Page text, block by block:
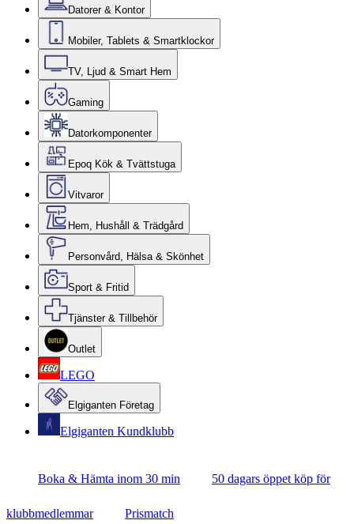
Datorer & Kontor
Mobiler, Tablets & Smartklockor
TV, Ljud & Smart Hem
Gaming
Datorkomponenter
Epoq Kök & Tvättstuga
Vitvaror
Hem, Hushåll & Trädgård
Personvård, Hälsa & Skönhet
Sport & Fritid
Tjänster & Tillbehör
Outlet
LEGO
Elgiganten Företag
Elgiganten Kundklubb
Boka & Hämta inom 30 min 50 dagars öppet köp för
klubbmedlemmar Prismatch